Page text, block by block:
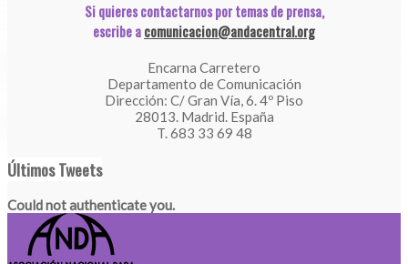
Si quieres contactarnos por temas de prensa,
escribe acomunicacion@andacentral.org
Encarna Carretero
Departamento de Comunicación
Dirección: C/ Gran Vía, 6. 4º Piso
28013. Madrid. España
T. 683 33 69 48
Últimos Tweets
Could not authenticate you.